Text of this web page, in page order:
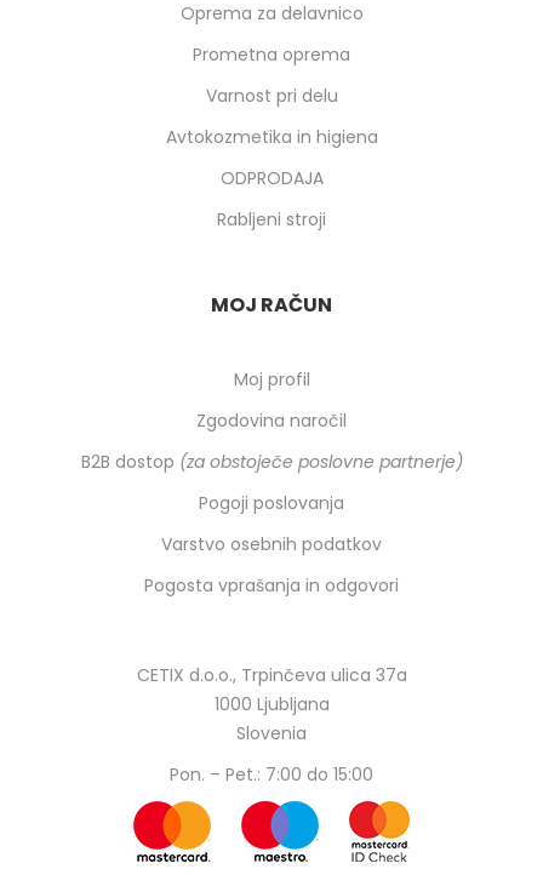
Oprema za delavnico
Prometna oprema
Varnost pri delu
Avtokozmetika in higiena
ODPRODAJA
Rabljeni stroji
MOJ RAČUN
Moj profil
Zgodovina naročil
B2B dostop (za obstoječe poslovne partnerje)
Pogoji poslovanja
Varstvo osebnih podatkov
Pogosta vprašanja in odgovori
CETIX d.o.o., Trpinčeva ulica 37a
1000 Ljubljana
Slovenia
Pon. – Pet.: 7:00 do 15:00